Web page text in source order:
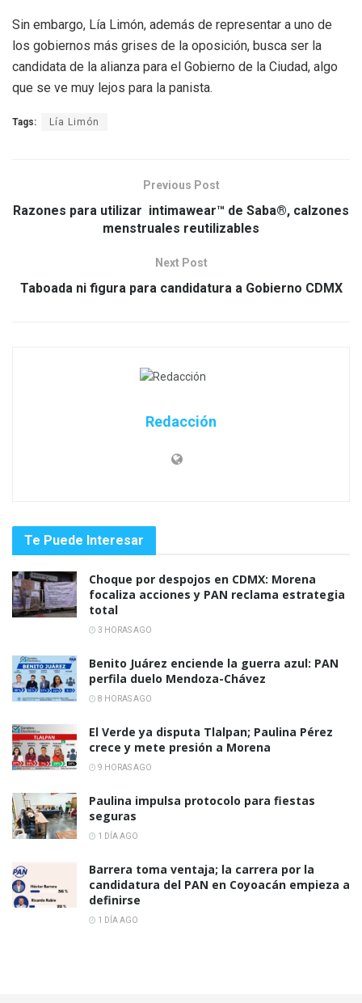
Sin embargo, Lía Limón, además de representar a uno de
los gobiernos más grises de la oposición, busca ser la
candidata de la alianza para el Gobierno de la Ciudad, algo
que se ve muy lejos para la panista.
Tags: Lía Limón
Previous Post
Razones para utilizar intimawear™ de Saba®, calzones
menstruales reutilizables
Next Post
Taboada ni figura para candidatura a Gobierno CDMX
Redacción
Te Puede Interesar
Choque por despojos en CDMX: Morena
focaliza acciones y PAN reclama estrategia
total
3 HORAS AGO
Benito Juárez enciende la guerra azul: PAN
perfila duelo Mendoza-Chávez
8 HORAS AGO
El Verde ya disputa Tlalpan; Paulina Pérez
crece y mete presión a Morena
9 HORAS AGO
Paulina impulsa protocolo para fiestas
seguras
1 DÍA AGO
Barrera toma ventaja; la carrera por la
candidatura del PAN en Coyoacán empieza a
definirse
1 DÍA AGO